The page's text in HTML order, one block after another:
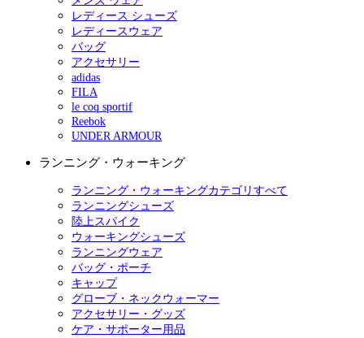
レディース シューズ
レディースウェア
バッグ
アクセサリー
adidas
FILA
le coq sportif
Reebok
UNDER ARMOUR
ランニング・ウォーキング
ランニング・ウォーキングカテゴリすべて
ランニングシューズ
陸上スパイク
ウォーキングシューズ
ランニングウェア
バッグ・ポーチ
キャップ
グローブ・ネックウォーマー
アクセサリー・グッズ
ケア・サポーター用品